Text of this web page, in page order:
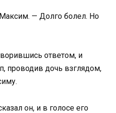
— Долго болел. Но
ответом, и
проводив дочь взглядом,
он, и в голосе его